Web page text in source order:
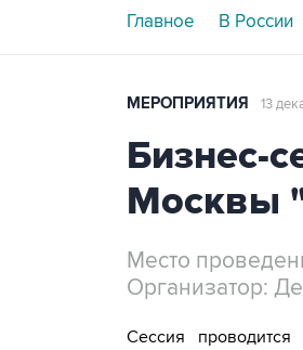
Главное В России
МЕРОПРИЯТИЯ 13
Бизнес-
Москвы
Место
Организатор:
Сессия